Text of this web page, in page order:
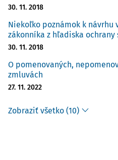
30. 11. 2018
Niekoľko poznámok k návrhu
zákonníka z hľadiska
30. 11. 2018
O pomenovaných,
zmluvách
27. 11. 2022
Zobraziť všetko (10)